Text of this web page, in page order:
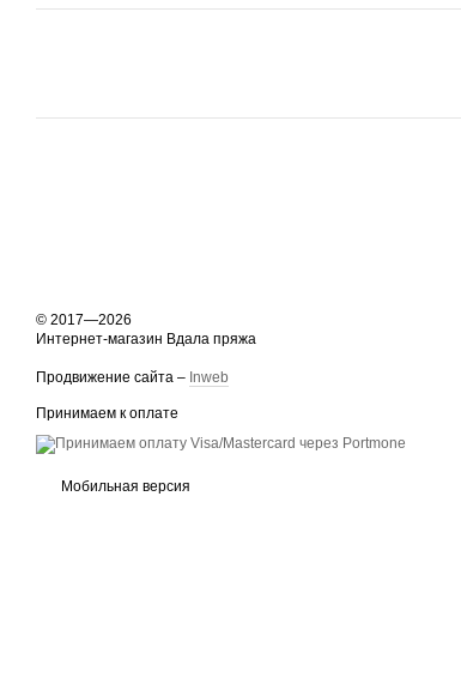
© 2017—2026
Интернет-магазин Вдала пряжа
Продвижение сайта – Inweb
Принимаем к оплате
Мобильная версия